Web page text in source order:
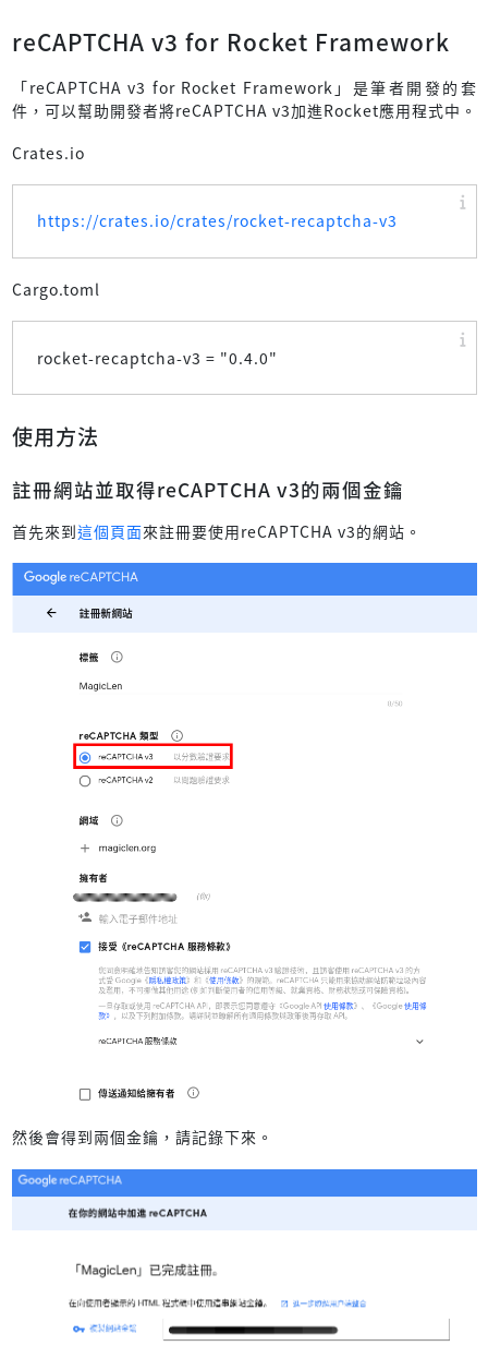
reCAPTCHA v3 for Rocket Framework
「reCAPTCHA v3 for Rocket Framework」是筆者開發的套
件，可以幫助開發者將reCAPTCHA v3加進Rocket應用程式中。
Crates.io
https://crates.io/crates/rocket-recaptcha-v3
Cargo.toml
rocket-recaptcha-v3 = "0.4.0"
使用方法
註冊網站並取得reCAPTCHA v3的兩個金鑰
首先來到這個頁面來註冊要使用reCAPTCHA v3的網站。
然後會得到兩個金鑰，請記錄下來。